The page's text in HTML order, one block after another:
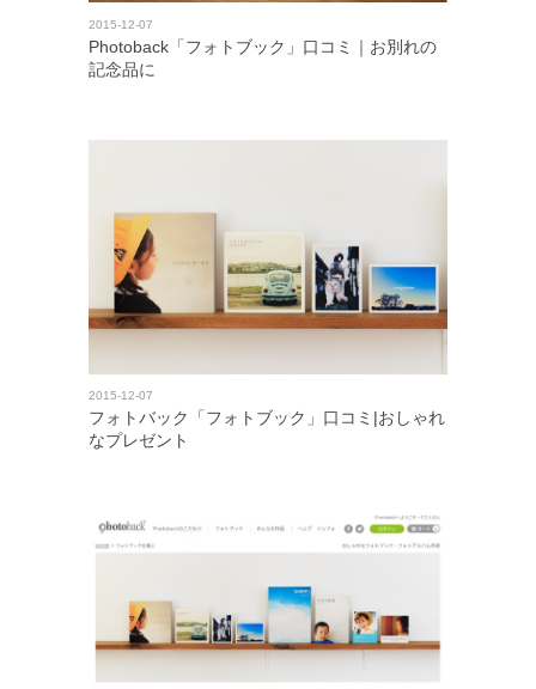
2015-12-07
Photoback「フォトブック」口コミ｜お別れの
記念品に
2015-12-07
フォトバック「フォトブック」口コミ|おしゃれ
なプレゼント